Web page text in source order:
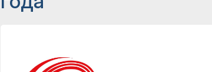
Uzbekistan